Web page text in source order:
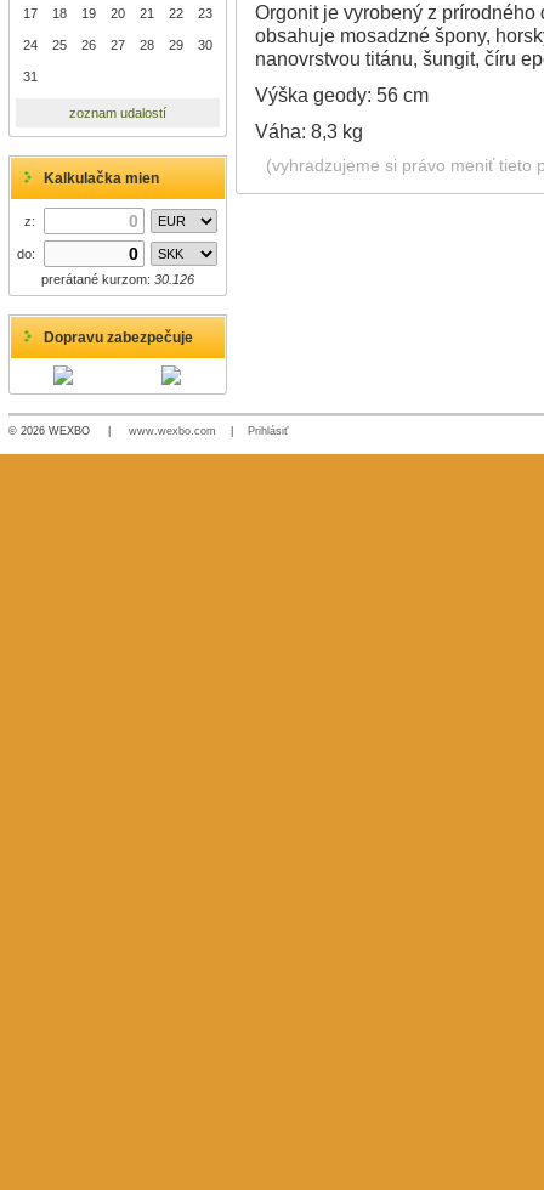
17 18 19 20 21 22 23
24 25 26 27 28 29 30
31
zoznam udalostí
Kalkulačka mien
z:
do:
prerátané kurzom: 30.126
Dopravu zabezpečuje
Orgonit je vyrobený z
obsahuje mosadzné špony,
nanovrstvou titánu, šungit, číru
Výška geody: 56 cm
Váha: 8,3 kg
(vyhradzujeme si právo meniť tieto
© 2026 WEXBO | www.wexbo.com Prihlásiť